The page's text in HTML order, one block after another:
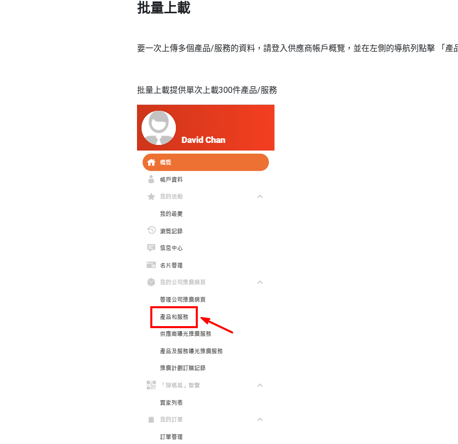
批量上載
要一次上傳多個產品/服務的資料，請登入供應商帳戶概覽，並在左側的導航列點擊 「
批量上載提供單次上載300件產品/服務